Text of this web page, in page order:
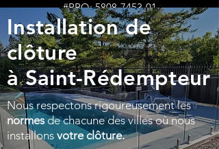
#RBQ:5808-7453-01
1-877-960-1691
Installation de
clôture
à Saint-Rédempteur
Nous respectons rigoureusement les
normesde chacune des villes où nous
installons votre clôture.